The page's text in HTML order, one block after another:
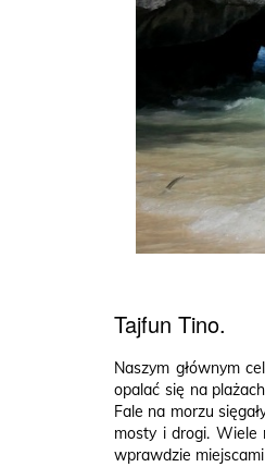
Tajfun Tino.
Naszym głównym
opalać się na
Fale na morzu
mosty i drogi. Wiele
wprawdzie